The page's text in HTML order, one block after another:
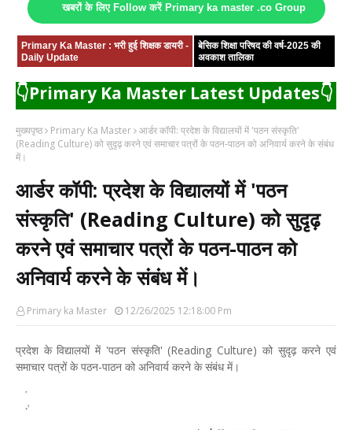
खबरों के लिए Follow करें Primary ka master .co Group
Primary Ka Master : भरी हुई शिक्षक डायरी -
Daily Update
बेसिक शिक्षा परिषद की वर्ष-2025 की
अवकाश तालिका
👇Primary Ka Master Latest Updates👇
मुख्यपृष्ठ Primary Ka Master आर्डर कॉपी: प्रदेश के विद्यालयों में 'पठन संस्कृति'
(Reading Culture) को सुदृढ़ करने एवं समाचार पत्रों के पठन-पाठन को अनिवार्य करने के संबंध
में।
आर्डर कॉपी: प्रदेश के विद्यालयों में 'पठन
संस्कृति' (Reading Culture) को सुदृढ़
करने एवं समाचार पत्रों के पठन-पाठन को
अनिवार्य करने के संबंध में।
Primary ka Master 12/26/2025 12:18:00 Pm
प्रदेश के विद्यालयों में 'पठन संस्कृति' (Reading Culture) को सुदृढ़ करने एवं
समाचार पत्रों के पठन-पाठन को अनिवार्य करने के संबंध में।